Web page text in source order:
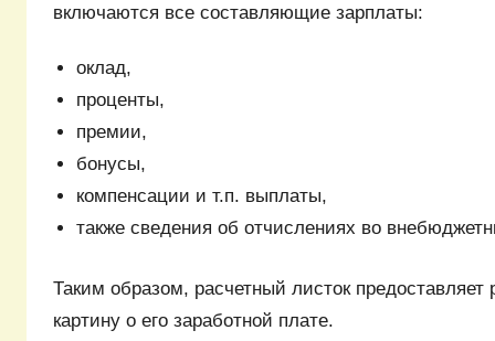
включаются все составляющие зарплаты:
оклад,
проценты,
премии,
бонусы,
компенсации и т.п. выплаты,
также сведения об отчислениях во
Таким образом, расчетный листок предоставляет
картину о его заработной плате.